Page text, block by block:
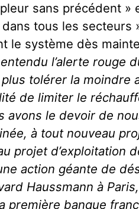
sans précédent »
dans tous les
le système dès
l’alerte rouge
tolérer la moindre
de limiter le
avons le devoir de
à tout nouveau
projet d’exploitation
action géante de
Haussmann à
première banque